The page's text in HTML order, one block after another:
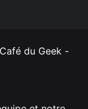
du Geek -